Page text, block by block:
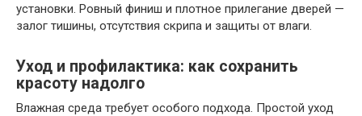
установки. Ровный финиш и плотное прилегание дверей —
залог тишины, отсутствия скрипа и защиты от влаги.
Уход и профилактика: как сохранить
красоту надолго
Влажная среда требует особого подхода. Простой уход